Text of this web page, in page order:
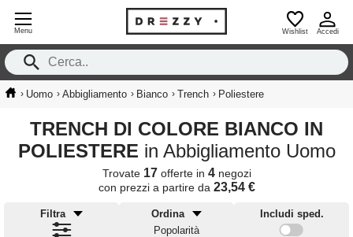
Menu Wishlist Accedi
› Uomo › Abbigliamento › Bianco › Trench › Poliestere
TRENCH DI COLORE BIANCO IN
POLIESTERE in Abbigliamento Uomo
Trovate 17offerte in 4negozi
con prezzi a partire da 23,54 €
Filtra
Ordina
Popolarità
Includi sped.